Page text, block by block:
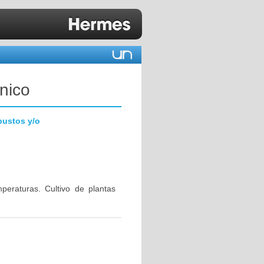
y/o
Cultivo de plantas